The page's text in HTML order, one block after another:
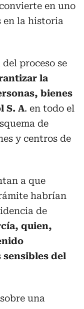
en uno
en la historia
proceso se
la
bienes
S. A. en todo el
de
y centros de
a que
habrían
de
quien,
del
una